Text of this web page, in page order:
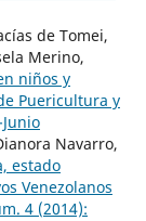
de Tomei,
Merino,
niños y
Puericultura y
Navarro,
estado
Venezolanos
4 (2014):